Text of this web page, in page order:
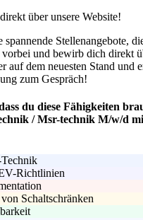
über unsere Website!
spannende Stellenangebote,
und bewirb dich direkt
auf dem neuesten Stand und
zum Gespräch!
du diese Fähigkeiten
/ Msr-technik M/w/d
Richtlinien
Schaltschränken